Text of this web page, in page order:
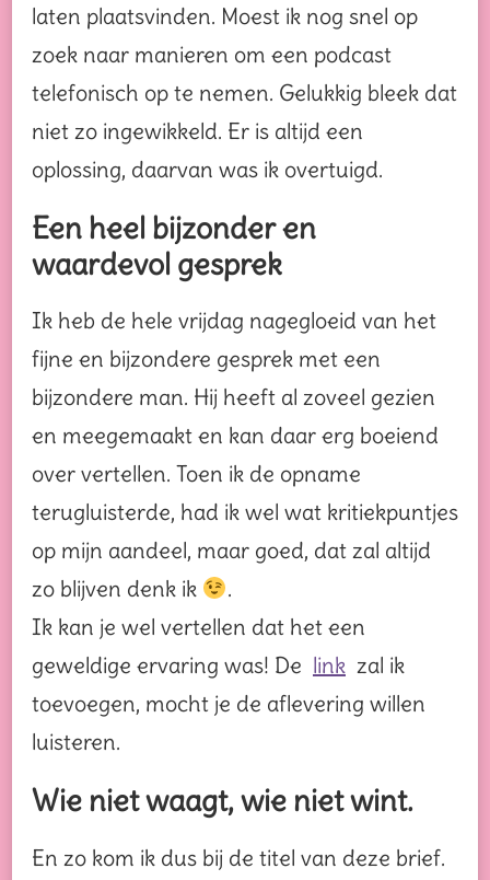
laten plaatsvinden. Moest ik nog snel op
zoek naar manieren om een podcast
telefonisch op te nemen. Gelukkig bleek dat
niet zo ingewikkeld. Er is altijd een
oplossing, daarvan was ik overtuigd.
Een heel bijzonder en
waardevol gesprek
Ik heb de hele vrijdag nagegloeid van het
fijne en bijzondere gesprek met een
bijzondere man. Hij heeft al zoveel gezien
en meegemaakt en kan daar erg boeiend
over vertellen. Toen ik de opname
terugluisterde, had ik wel wat kritiekpuntjes
op mijn aandeel, maar goed, dat zal altijd
zo blijven denk ik
.
Ik kan je wel vertellen dat het een
geweldige ervaring was! De link zal ik
toevoegen, mocht je de aflevering willen
luisteren.
Wie niet waagt, wie niet wint.
En zo kom ik dus bij de titel van deze brief.